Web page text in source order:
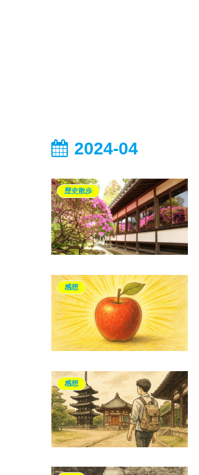
2024-04
歴史散歩
感想
感想